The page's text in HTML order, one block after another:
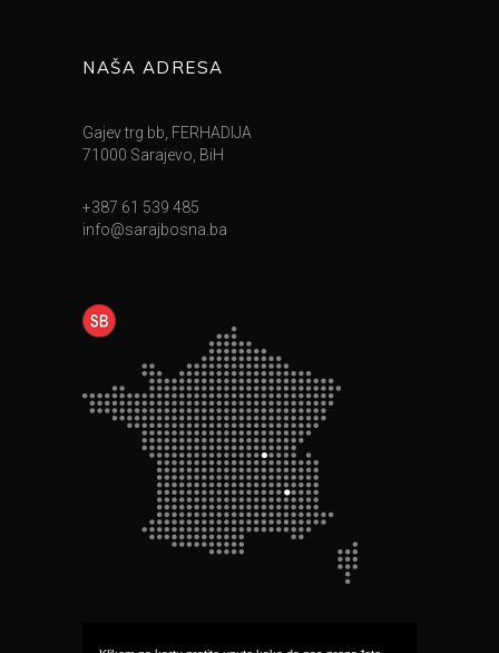
NAŠA ADRESA
Gajev trg bb, FERHADIJA
71000 Sarajevo, BiH
+387 61 539 485
info@sarajbosna.ba